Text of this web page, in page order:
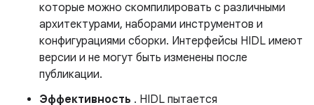
которые можно скомпилировать с различными
архитектурами, наборами инструментов и
конфигурациями сборки. Интерфейсы HIDL имеют
версии и не могут быть изменены после
публикации.
Эффективность . HIDL пытается